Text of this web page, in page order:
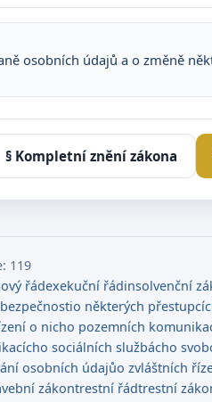
osobních údajů a o změně
§ Kompletní znění zákona
119
řádexekuční řádinsolvenční
o některých
o nicho pozemních
o sociálních službácho
osobních údajůo zvláštních
zákontrestní řádtrestní